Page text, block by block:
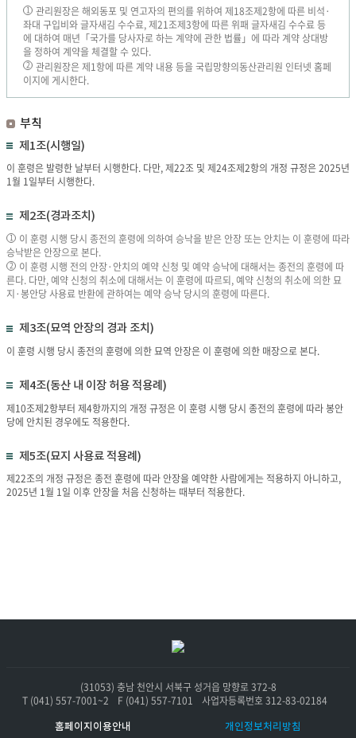
1 관리원장은 해외동포 및 연고자의 편의를 위하여 제18조제2항에 따른 비석·
좌대 구입비와 글자새김 수수료, 제21조제3항에 따른 위패 글자새김 수수료 등
에 대하여 매년「국가를 당사자로 하는 계약에 관한 법률」에 따라 계약 상대방
을 정하여 계약을 체결할 수 있다.
2 관리원장은 제1항에 따른 계약 내용 등을 국립망향의동산관리원 인터넷 홈페
이지에 게시한다.
부칙
제1조(시행일)
이 훈령은 발령한 날부터 시행한다. 다만, 제22조 및 제24조제2항의 개정 규정은 2025년
1월 1일부터 시행한다.
제2조(경과조치)
1
이 훈령 시행 당시 종전의 훈령에 의하여 승낙을 받은 안장 또는 안치는 이 훈령에 따라
승낙받은 안장으로 본다.
2
이 훈령 시행 전의 안장·안치의 예약 신청 및 예약 승낙에 대해서는 종전의 훈령에 따
른다. 다만, 예약 신청의 취소에 대해서는 이 훈령에 따르되, 예약 신청의 취소에 의한 묘
지·봉안당 사용료 반환에 관하여는 예약 승낙 당시의 훈령에 따른다.
제3조(묘역 안장의 경과 조치)
이 훈령 시행 당시 종전의 훈령에 의한 묘역 안장은 이 훈령에 의한 매장으로 본다.
제4조(동산 내 이장 허용 적용례)
제10조제2항부터 제4항까지의 개정 규정은 이 훈령 시행 당시 종전의 훈령에 따라 봉안
당에 안치된 경우에도 적용한다.
제5조(묘지 사용료 적용례)
제22조의 개정 규정은 종전 훈령에 따라 안장을 예약한 사람에게는 적용하지 아니하고,
2025년 1월 1일 이후 안장을 처음 신청하는 때부터 적용한다.
(31053) 충남 천안시 서북구 성거읍 망향로 372-8
T (041) 557-7001~2
F (041) 557-7101 사업자등록번호 312-83-02184
홈페이지이용안내 개인정보처리방침